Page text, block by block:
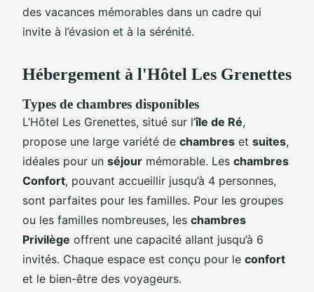
des vacances mémorables dans un cadre qui
invite à l’évasion et à la sérénité.
Hébergement à l'Hôtel Les Grenettes
Types de chambres disponibles
L’Hôtel Les Grenettes, situé sur l’île de Ré,
propose une large variété de chambres et suites,
idéales pour un séjour mémorable. Les chambres
Confort, pouvant accueillir jusqu’à 4 personnes,
sont parfaites pour les familles. Pour les groupes
ou les familles nombreuses, les chambres
Privilège offrent une capacité allant jusqu’à 6
invités. Chaque espace est conçu pour le confort
et le bien-être des voyageurs.